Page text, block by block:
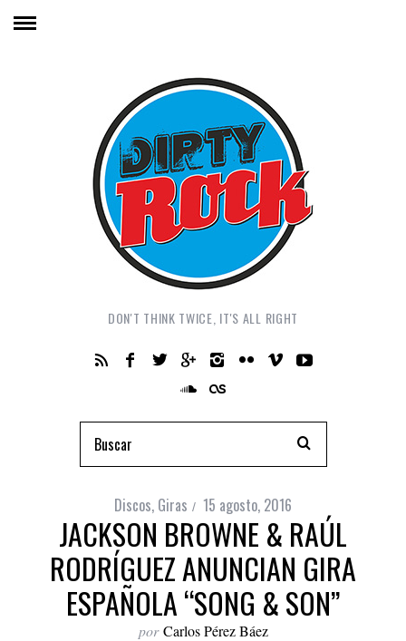
DON'T THINK TWICE, IT'S ALL RIGHT
Discos, Giras 15 agosto, 2016
JACKSON BROWNE & RAÚL
RODRÍGUEZ ANUNCIAN GIRA
ESPAÑOLA “SONG & SON”
por Carlos Pérez Báez